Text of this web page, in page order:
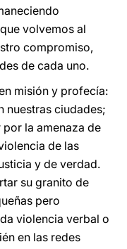
volvemos al
compromiso,
de cada uno.
misión y profecía:
nuestras ciudades;
la amenaza de
de las
y de verdad.
su granito de
pero
violencia verbal o
en las redes